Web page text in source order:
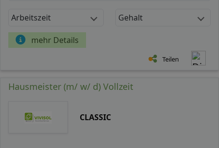
Arbeitszeit Gehalt
mehr Details
Teilen
Hausmeister (m/ w/ d) Vollzeit
CLASSIC